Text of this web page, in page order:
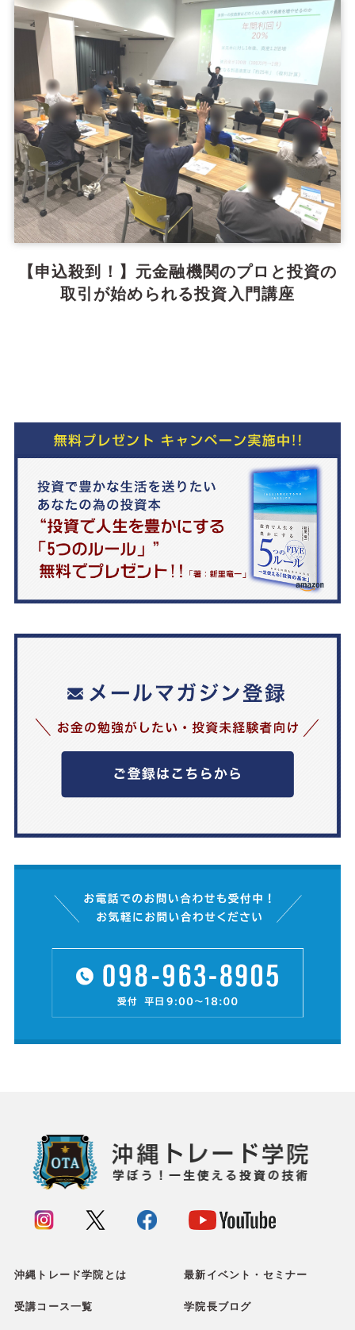
【申込殺到！】元金融機関のプロと投資の
取引が始められる投資入門講座
沖縄トレード学院とは 最新イベント・セミナー
受講コース一覧 学院長ブログ